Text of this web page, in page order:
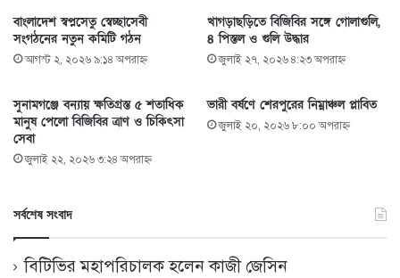
বাংলাদেশ স্বপ্নসেতু স্বেচ্ছাসেবী
সংগঠনের নতুন কমিটি গঠন
আগস্ট ২, ২০২৬ ৯:১৪ অপরাহ্ণ
খাগড়াছড়িতে বিজিবির সঙ্গে গোলাগুলি,
৪ পিস্তল ও গুলি উদ্ধার
জুলাই ২৭, ২০২৬ ৪:২৩ অপরাহ্ণ
সুনামগঞ্জে বন্যায় ক্ষতিগ্রস্ত ৫ শতাধিক
মানুষ পেলো বিজিবির ত্রাণ ও চিকিৎসা
সেবা
জুলাই ২২, ২০২৬ ৩:২৪ অপরাহ্ণ
ভারী বর্ষণে শেরপুরের নিম্নাঞ্চল প্লাবিত
জুলাই ২০, ২০২৬ ৮:০০ অপরাহ্ণ
সর্বশেষ সংবাদ
বিটিভির মহাপরিচালক হলেন কাজী জেসিন